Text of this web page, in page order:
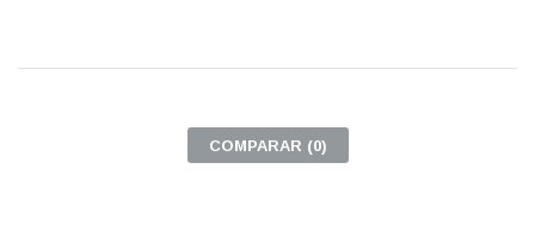
COMPARAR (0)